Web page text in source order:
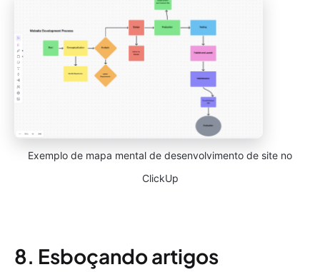
Exemplo de mapa mental de desenvolvimento de site no
ClickUp
8. Esboçando artigos